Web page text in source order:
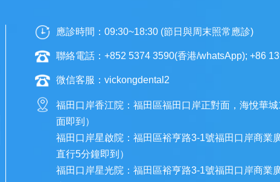
應診時間：09:30~18:30 (節日與周末照常應診)
聯絡電話：+852 5374 3590(香港/whatsApp); +86
微信客服：vickongdental2
福田口岸香江院：福田區福田口岸正對面，海悅華
面即到）
福田口岸星啟院：福田區裕亨路3-1號福田口岸商業
直行5分鐘即到）
福田口岸星光院：福田區裕亨路3-1號福田口岸商業